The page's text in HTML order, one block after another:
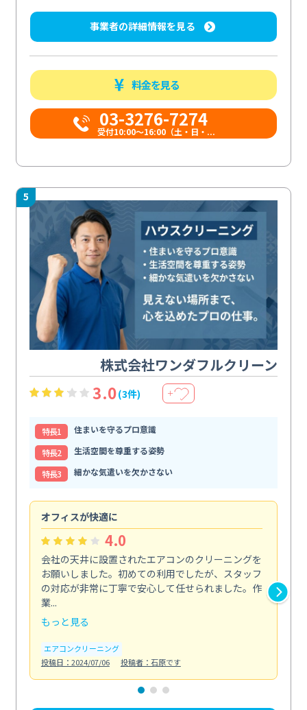
事業者の詳細情報を見る
料金を見る
03-3276-7274
受付10:00〜16:00（土・日・...
5
株式会社ワンダフルクリーン
3.0(3件) ＋
特⻑1
住まいを守るプロ意識
特⻑2
生活空間を尊重する姿勢
特⻑3
細かな気遣いを欠かさない
オフィスが快適に
4.0
会社の天井に設置されたエアコンのクリーニングを
お願いしました。初めての利用でしたが、スタッフ
の対応が非常に丁寧で安心して任せられました。作
業...
もっと見る
エアコンクリーニング
投稿日：2024/07/06
投稿者：石原です